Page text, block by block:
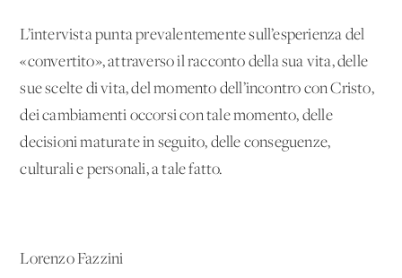
L’intervista punta prevalentemente sull’esperienza del
«convertito», attraverso il racconto della sua vita, delle
sue scelte di vita, del momento dell’incontro con Cristo,
dei cambiamenti occorsi con tale momento, delle
decisioni maturate in seguito, delle conseguenze,
culturali e personali, a tale fatto.
Lorenzo Fazzini